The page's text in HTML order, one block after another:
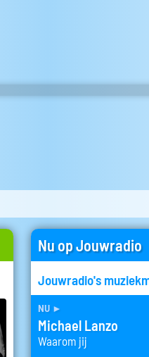
Nu op Jouwradio
Jouwradio's
nu ►
Michael Lanzo
Waarom jij